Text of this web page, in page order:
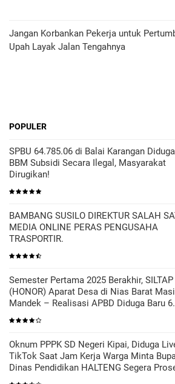
Jangan Korbankan Pekerja untuk
Upah Layak Jalan Tengahnya
POPULER
SPBU 64.785.06 di Balai Karangan
BBM Subsidi Secara Ilegal, Masyarakat
Dirugikan!
BAMBANG SUSILO DIREKTUR SALAH
MEDIA ONLINE PERAS PENGUSAHA
TRASPORTIR.
Semester Pertama 2025 Berakhir, SILTAP
(HONOR) Aparat Desa di Nias Barat
Mandek – Realisasi APBD Diduga Baru 6
Persen
Oknum PPPK SD Negeri Kipai, Diduga
TikTok Saat Jam Kerja Warga Minta
Dinas Pendidikan HALTENG Segera
Sesuai Hukum